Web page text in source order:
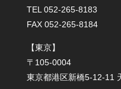
TEL 052-265-8183
FAX 052-265-8184
【東京】
〒105-0004
東京都港区新橋5-12-11